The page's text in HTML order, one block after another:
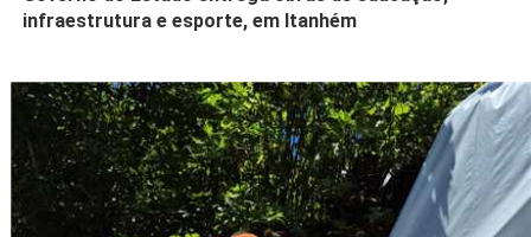
infraestrutura e esporte, em Itanhém